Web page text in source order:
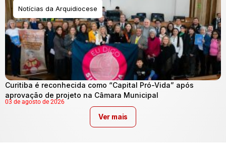
Notícias da Arquidiocese
Curitiba é reconhecida como “Capital Pró-Vida” após
aprovação de projeto na Câmara Municipal
03 de agosto de 2026
Ver mais